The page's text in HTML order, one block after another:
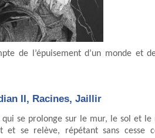
de l’épuisement d’un monde et
II, Racines, Jaillir
se prolonge sur le mur, le sol et le
se relève, répétant sans cesse